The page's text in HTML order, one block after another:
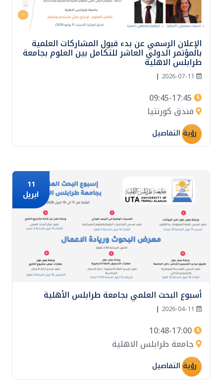
الإعلان الرسمي عن بدء قبول المشاركات العلمية
بالمؤتمر الدولي العاشر للتكامل بين العلوم بجامعة
طرابلس الاهلية
2026-07-11
|
09:45-17:45
فندق كورنتيا
رؤية التفاصيل
11
ابريل
أسبوع البحث العلمي بجامعة طرابلس الأهلية
2026-04-11
|
10:48-17:00
جامعة طرابلس الاهلية
رؤية التفاصيل